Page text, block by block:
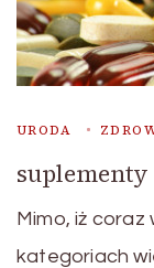
URODA
Mimo, iż coraz
kategoriach